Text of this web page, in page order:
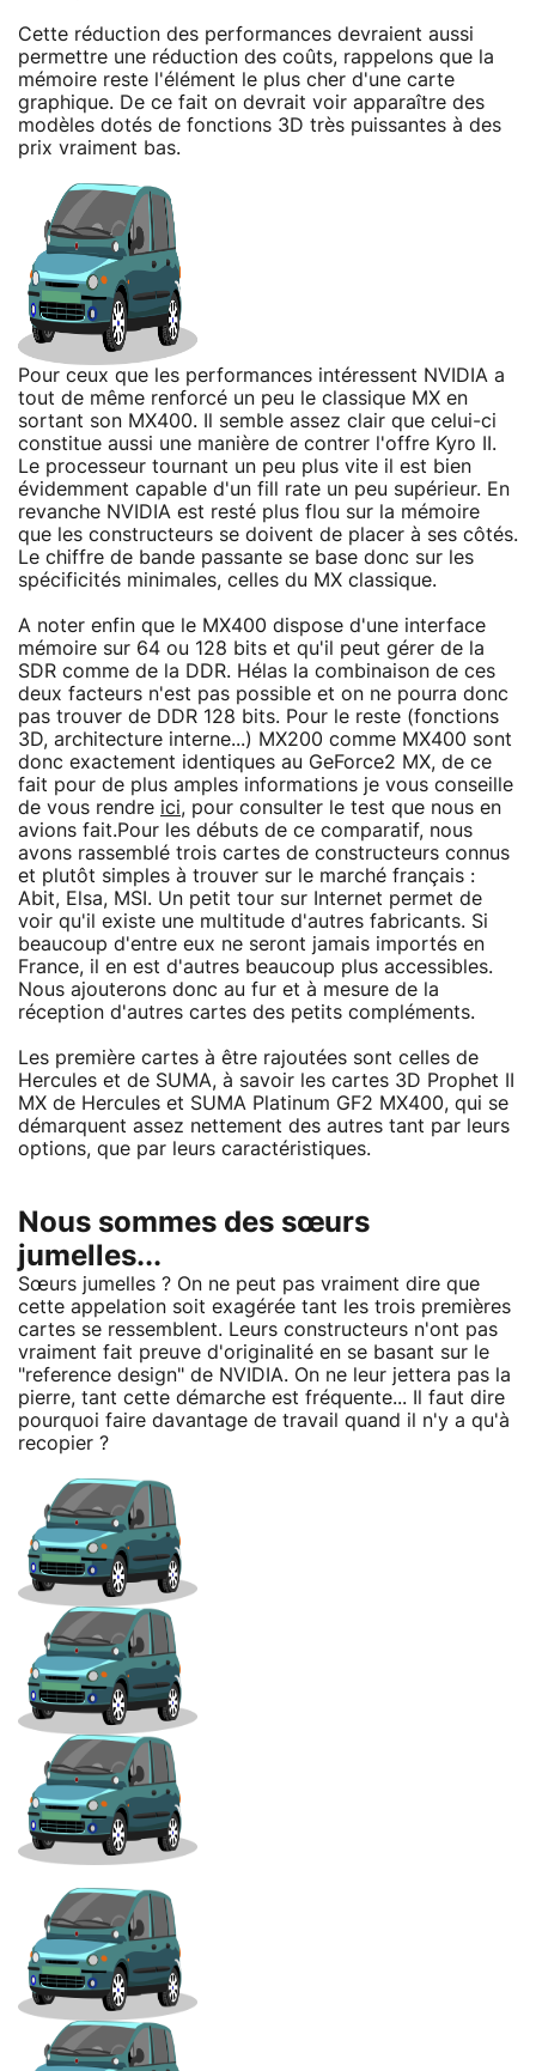
Cette réduction des performances devraient aussi
permettre une réduction des coûts, rappelons que la
mémoire reste l'élément le plus cher d'une carte
graphique. De ce fait on devrait voir apparaître des
modèles dotés de fonctions 3D très puissantes à des
prix vraiment bas.
Pour ceux que les performances intéressent NVIDIA a
tout de même renforcé un peu le classique MX en
sortant son MX400. Il semble assez clair que celui-ci
constitue aussi une manière de contrer l'offre Kyro II.
Le processeur tournant un peu plus vite il est bien
évidemment capable d'un fill rate un peu supérieur. En
revanche NVIDIA est resté plus flou sur la mémoire
que les constructeurs se doivent de placer à ses côtés.
Le chiffre de bande passante se base donc sur les
spécificités minimales, celles du MX classique.
A noter enfin que le MX400 dispose d'une interface
mémoire sur 64 ou 128 bits et qu'il peut gérer de la
SDR comme de la DDR. Hélas la combinaison de ces
deux facteurs n'est pas possible et on ne pourra donc
pas trouver de DDR 128 bits. Pour le reste (fonctions
3D, architecture interne...) MX200 comme MX400 sont
donc exactement identiques au GeForce2 MX, de ce
fait pour de plus amples informations je vous conseille
de vous rendre ici, pour consulter le test que nous en
avions fait.Pour les débuts de ce comparatif, nous
avons rassemblé trois cartes de constructeurs connus
et plutôt simples à trouver sur le marché français :
Abit, Elsa, MSI. Un petit tour sur Internet permet de
voir qu'il existe une multitude d'autres fabricants. Si
beaucoup d'entre eux ne seront jamais importés en
France, il en est d'autres beaucoup plus accessibles.
Nous ajouterons donc au fur et à mesure de la
réception d'autres cartes des petits compléments.
Les première cartes à être rajoutées sont celles de
Hercules et de SUMA, à savoir les cartes 3D Prophet II
MX de Hercules et SUMA Platinum GF2 MX400, qui se
démarquent assez nettement des autres tant par leurs
options, que par leurs caractéristiques.
Nous sommes des sœurs
jumelles...
Sœurs jumelles ? On ne peut pas vraiment dire que
cette appelation soit exagérée tant les trois premières
cartes se ressemblent. Leurs constructeurs n'ont pas
vraiment fait preuve d'originalité en se basant sur le
"reference design" de NVIDIA. On ne leur jettera pas la
pierre, tant cette démarche est fréquente... Il faut dire
pourquoi faire davantage de travail quand il n'y a qu'à
recopier ?